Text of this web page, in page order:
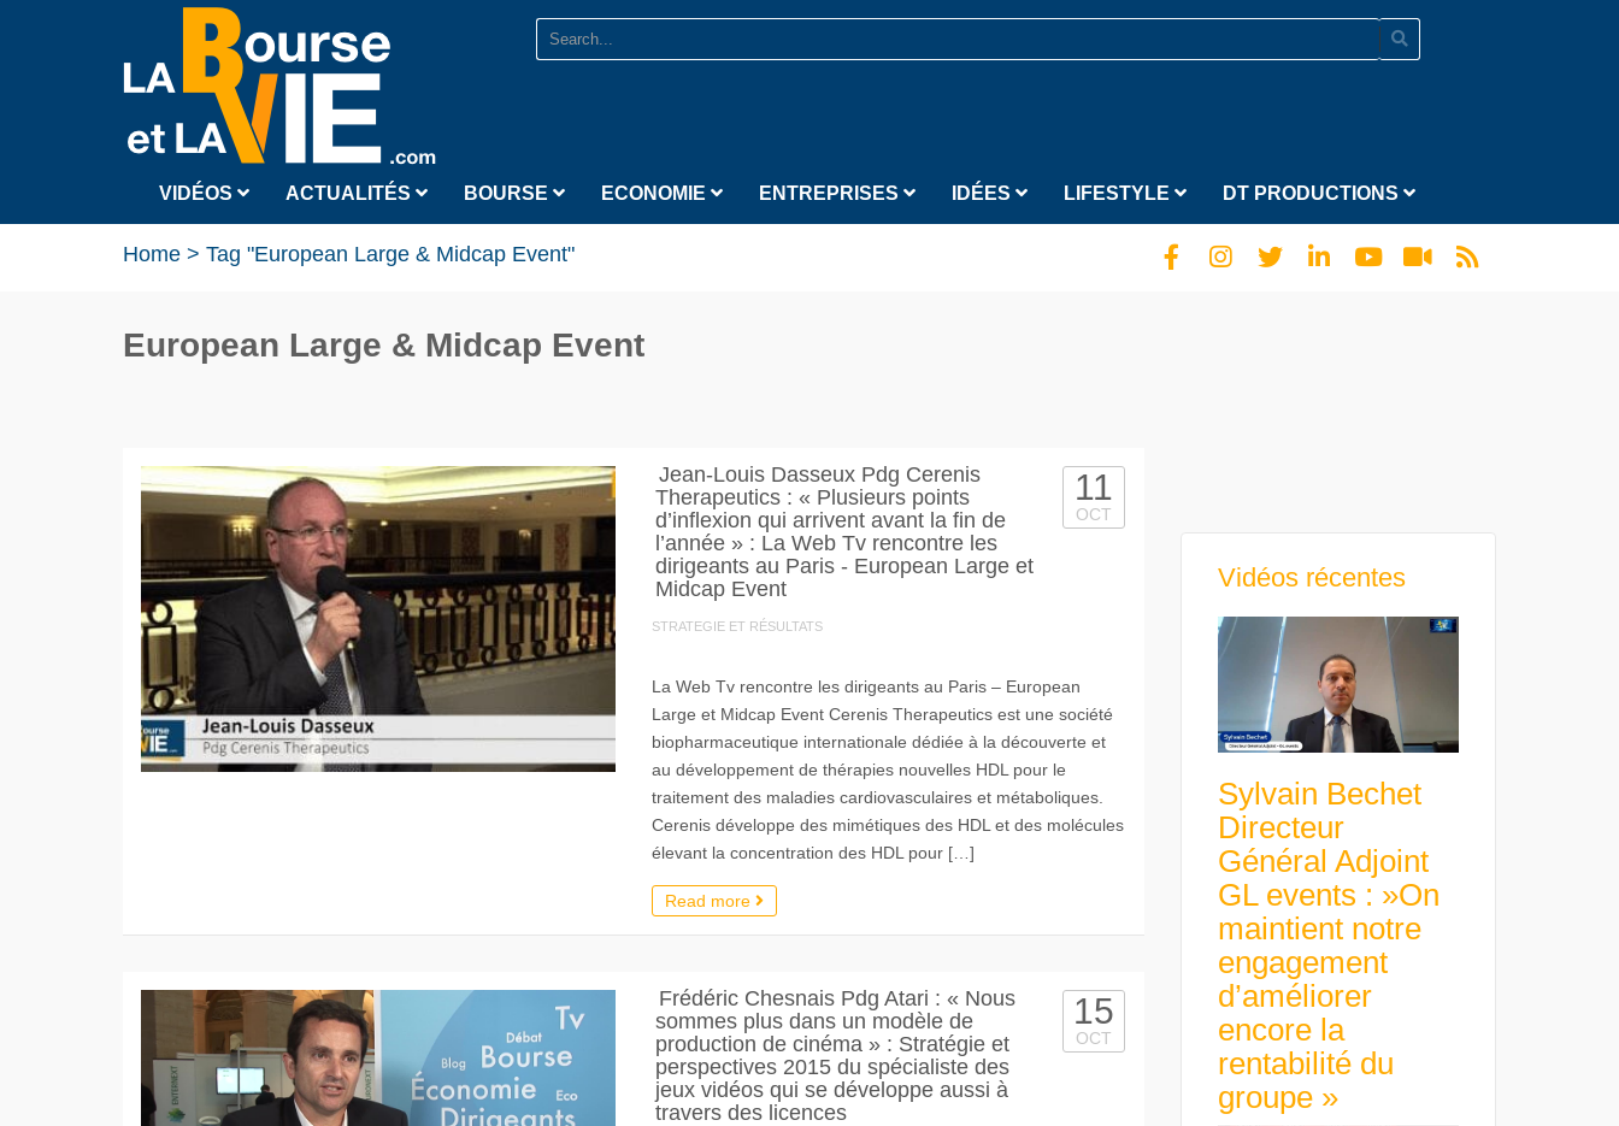
VIDÉOS ACTUALITÉS BOURSE ECONOMIE ENTREPRISES IDÉES LIFESTYLE DT PRODUCTIONS
Home > Tag "European Large & Midcap Event"
European Large & Midcap Event
Jean-Louis Dasseux Pdg Cerenis
Therapeutics : « Plusieurs points
d’inflexion qui arrivent avant la fin de
l’année » : La Web Tv rencontre les
dirigeants au Paris - European Large et
Midcap Event
STRATEGIE ET RÉSULTATS
11
OCT
La Web Tv rencontre les dirigeants au Paris – European
Large et Midcap Event Cerenis Therapeutics est une société
biopharmaceutique internationale dédiée à la découverte et
au développement de thérapies nouvelles HDL pour le
traitement des maladies cardiovasculaires et métaboliques.
Cerenis développe des mimétiques des HDL et des molécules
élevant la concentration des HDL pour […]
Read more
Frédéric Chesnais Pdg Atari : « Nous
sommes plus dans un modèle de
production de cinéma » : Stratégie et
perspectives 2015 du spécialiste des
jeux vidéos qui se développe aussi à
travers des licences
15
OCT
Vidéos récentes
Sylvain Bechet
Directeur
Général Adjoint
GL events : »On
maintient notre
engagement
d’améliorer
encore la
rentabilité du
groupe »